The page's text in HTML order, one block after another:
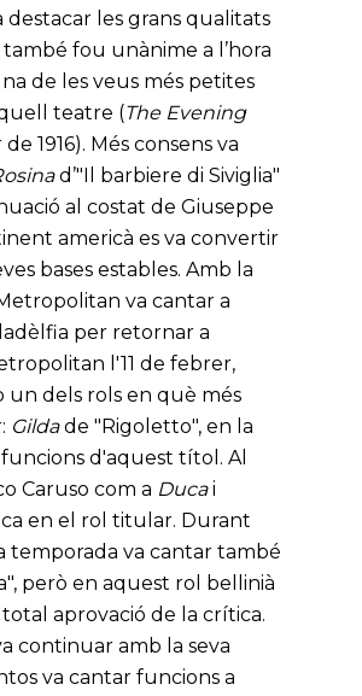
destacar les grans qualitats
fou unànime a l’hora
de les veus més petites
teatre (The Evening
1916). Més consens va
d’"Il barbiere di Siviglia"
al costat de Giuseppe
americà es va convertir
bases estables. Amb la
va cantar a
per retornar a
l'11 de febrer,
un dels rols en què més
Gildade "Rigoletto", en la
d'aquest títol. Al
Caruso com a Ducai
en el rol titular. Durant
temporada va cantar també
però en aquest rol bellinià
aprovació de la crítica.
continuar amb la seva
va cantar funcions a